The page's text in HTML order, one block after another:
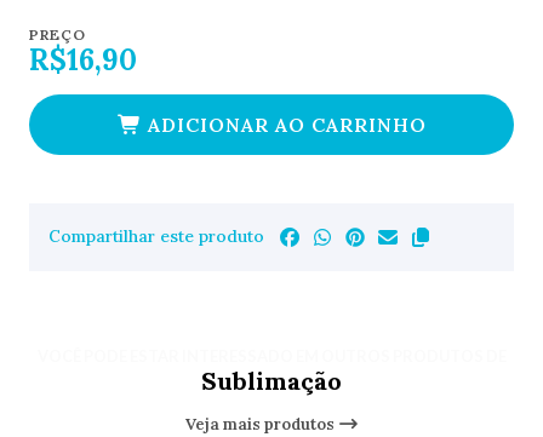
PREÇO
R$16,90
ADICIONAR AO CARRINHO
Compartilhar este produto
Sublimação
Veja mais produtos